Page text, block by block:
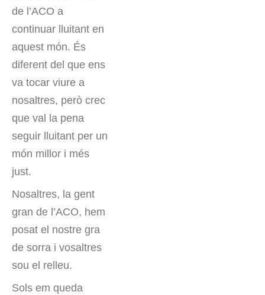
de l’ACO a
continuar lluitant en
aquest món. És
diferent del que ens
va tocar viure a
nosaltres, però crec
que val la pena
seguir lluitant per un
món millor i més
just.
Nosaltres, la gent
gran de l’ACO, hem
posat el nostre gra
de sorra i vosaltres
sou el relleu.
Sols em queda